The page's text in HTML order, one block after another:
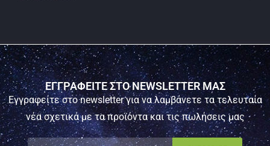
ΕΓΓΡΑΦΕΙΤΕ ΣΤΟ NEWSLETTER ΜΑΣ
Εγγραφείτε στο newsletter για να λαμβάνετε τα τελευταία
νέα σχετικά με τα προϊόντα και τις πωλήσεις μας